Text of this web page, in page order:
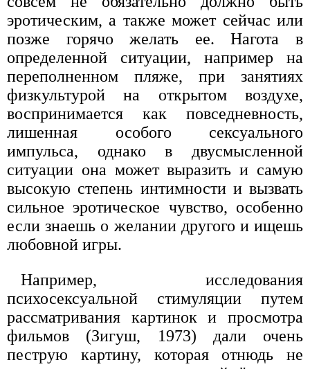
эротическим, а также может сейчас или
позже горячо желать ее. Нагота в
определенной ситуации, например на
переполненном пляже, при занятиях
физкультурой на открытом воздухе,
воспринимается как повседневность,
лишенная особого сексуального
импульса, однако в двусмысленной
ситуации она может выразить и самую
высокую степень интимности и вызвать
сильное эротическое чувство, особенно
если знаешь о желании другого и ищешь
любовной игры.
Например, исследования
психосексуальной стимуляции путем
рассматривания картинок и просмотра
фильмов (Зигуш, 1973) дали очень
пеструю картину, которая отнюдь не